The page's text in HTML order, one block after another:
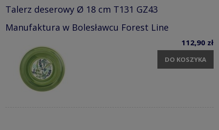
Talerz deserowy Ø 18 cm T131 GZ43
Manufaktura w Bolesławcu Forest Line
112,90 zł
DO KOSZYKA